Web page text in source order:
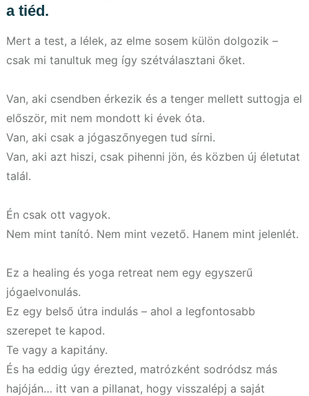
a tiéd.
Mert a test, a lélek, az elme sosem külön dolgozik –
csak mi tanultuk meg így szétválasztani őket.
Van, aki csendben érkezik és a tenger mellett suttogja el
először, mit nem mondott ki évek óta.
Van, aki csak a jógaszőnyegen tud sírni.
Van, aki azt hiszi, csak pihenni jön, és közben új életutat
talál.
Én csak ott vagyok.
Nem mint tanító. Nem mint vezető. Hanem mint jelenlét.
Ez a healing és yoga retreat nem egy egyszerű
jógaelvonulás.
Ez egy belső útra indulás – ahol a legfontosabb
szerepet te kapod.
Te vagy a kapitány.
És ha eddig úgy érezted, matrózként sodródsz más
hajóján… itt van a pillanat, hogy visszalépj a saját